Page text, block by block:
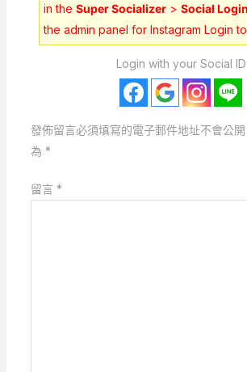
in the Super Socializer> Social Login
the admin panel for Instagram Login
Login with your Social ID
發佈留言必須填寫的電子郵件地址不會公開
為 *
留言 *